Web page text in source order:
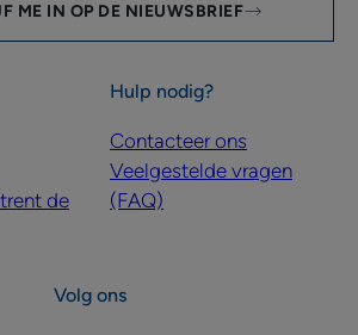
ME IN OP DE NIEUWSBRIEF
de
Hulp nodig?
Contacteer ons
Veelgestelde vragen
(FAQ)
Volg ons